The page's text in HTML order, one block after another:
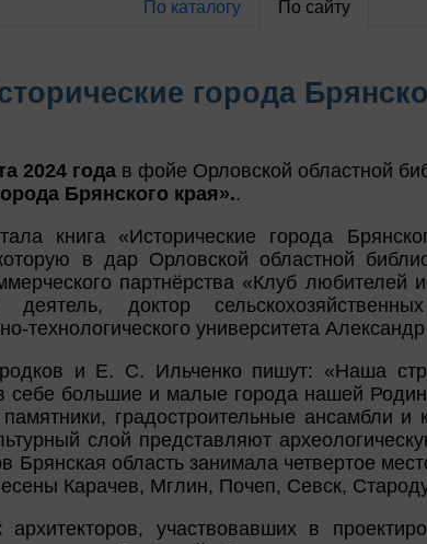
По каталогу По сайту
города
2024 годав фойе Орловской областной
Брянского края»..
книга «Исторические города
в дар Орловской областной
партнёрства «Клуб любителей
деятель, доктор
технологического университета
и Е. С. Ильченко пишут: «Наша
себе большие и малые города нашей
памятники, градостроительные ансамбли
слой представляют
Брянская область занимала четвертое
Карачев, Мглин, Почеп, Севск,
участвовавших в